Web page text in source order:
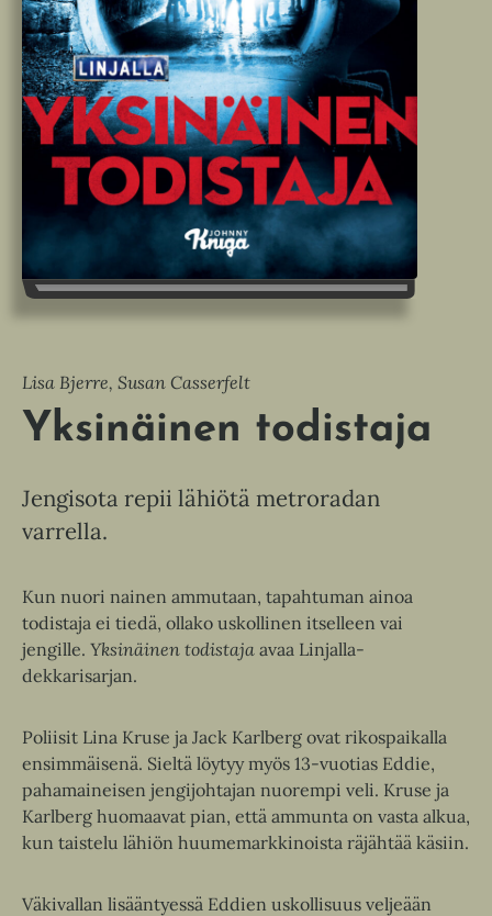
Lisa Bjerre, Susan Casserfelt
Yksinäinen todistaja
Jengisota repii lähiötä metroradan
varrella.
Kun nuori nainen ammutaan, tapahtuman ainoa
todistaja ei tiedä, ollako uskollinen itselleen vai
jengille. Yksinäinen todistaja avaa Linjalla-
dekkarisarjan.
Poliisit Lina Kruse ja Jack Karlberg ovat rikospaikalla
ensimmäisenä. Sieltä löytyy myös 13-vuotias Eddie,
pahamaineisen jengijohtajan nuorempi veli. Kruse ja
Karlberg huomaavat pian, että ammunta on vasta alkua,
kun taistelu lähiön huumemarkkinoista räjähtää käsiin.
Väkivallan lisääntyessä Eddien uskollisuus veljeään